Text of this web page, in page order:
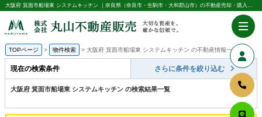
大阪府 箕面市船場東 システムキッチン ｜奈良県（奈良市・生駒市・大和郡山市）の不動産売却・購入のことなら株式会社丸山不動産販売
TOPページ 物件検索 大阪府 箕面市船場東 システムキッチン の不動産情報一覧
現在の検索条件 さらに条件を絞り込む
大阪府 箕面市船場東 システムキッチン の検索結果一覧